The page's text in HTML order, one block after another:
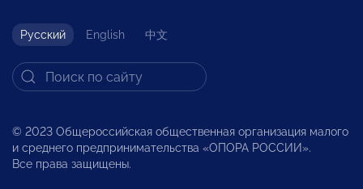
Русский English 中文
© 2023 Общероссийская общественная организация малого
и среднего предпринимательства «ОПОРА РОССИИ».
Все права защищены.